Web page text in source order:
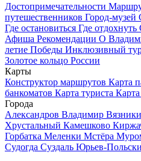
Достопримечательности
путешественников Город-музей
Где остановиться Где отдохнуть
Афиша Рекомендации О
летие Победы Инклюзивный
Золотое кольцо России
Карты
Конструктор маршрутов Карта
банкоматов Карта туриста Карта
Города
Александров Владимир Вязники
Хрустальный Камешково
Горбатка Меленки Мстёра
Судогда Суздаль Юрьев-